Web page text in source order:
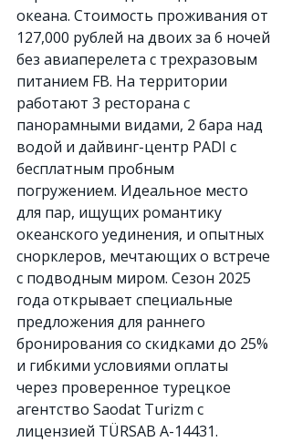
океана. Стоимость проживания от
127,000 рублей на двоих за 6 ночей
без авиаперелета с трехразовым
питанием FB. На территории
работают 3 ресторана с
панорамными видами, 2 бара над
водой и дайвинг-центр PADI с
бесплатным пробным
погружением. Идеальное место
для пар, ищущих романтику
океанского уединения, и опытных
снорклеров, мечтающих о встрече
с подводным миром. Сезон 2025
года открывает специальные
предложения для раннего
бронирования со скидками до 25%
и гибкими условиями оплаты
через проверенное турецкое
агентство Saodat Turizm с
лицензией TÜRSAB A-14431.